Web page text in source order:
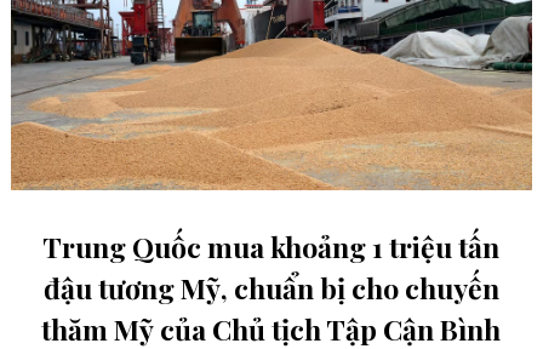
Trung Quốc mua khoảng 1 triệu tấn
đậu tương Mỹ, chuẩn bị cho chuyến
thăm Mỹ của Chủ tịch Tập Cận Bình